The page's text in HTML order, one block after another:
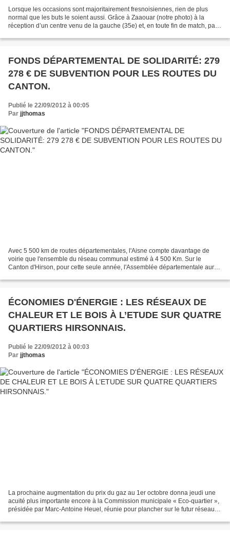
Lorsque les occasions sont majoritairement fresnoisiennes, rien de plus
normal que les buts le soient aussi. Grâce à Zaaouar (notre photo) à la
réception d’un centre venu de la gauche (35e) et, en toute fin de match, par
FONDS DÉPARTEMENTAL DE SOLIDARITÉ: 279
278 € DE SUBVENTION POUR LES ROUTES DU
CANTON.
Publié le 22/09/2012 à 00:05
Par jjthomas
Avec 5 500 km de routes départementales, l'Aisne compte davantage de
voirie que l'ensemble du réseau communal estimé à 4 500 Km. Sur le
Canton d'Hirson, pour cette seule année, l'Assemblée départementale aura,
ÉCONOMIES D'ÉNERGIE : LES RÉSEAUX DE
CHALEUR ET LE BOIS À L’ETUDE SUR QUATRE
QUARTIERS HIRSONNAIS.
Publié le 22/09/2012 à 00:03
Par jjthomas
La prochaine augmentation du prix du gaz au 1er octobre donna jeudi une
acuité plus importante encore à la Commission municipale « Eco-quartier »,
présidée par Marc-Antoine Heuel, réunie pour plancher sur le futur réseau